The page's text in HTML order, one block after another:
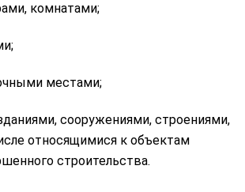
комнатами;
местами;
сооружениями, строениями,
относящимися к объектам
строительства.